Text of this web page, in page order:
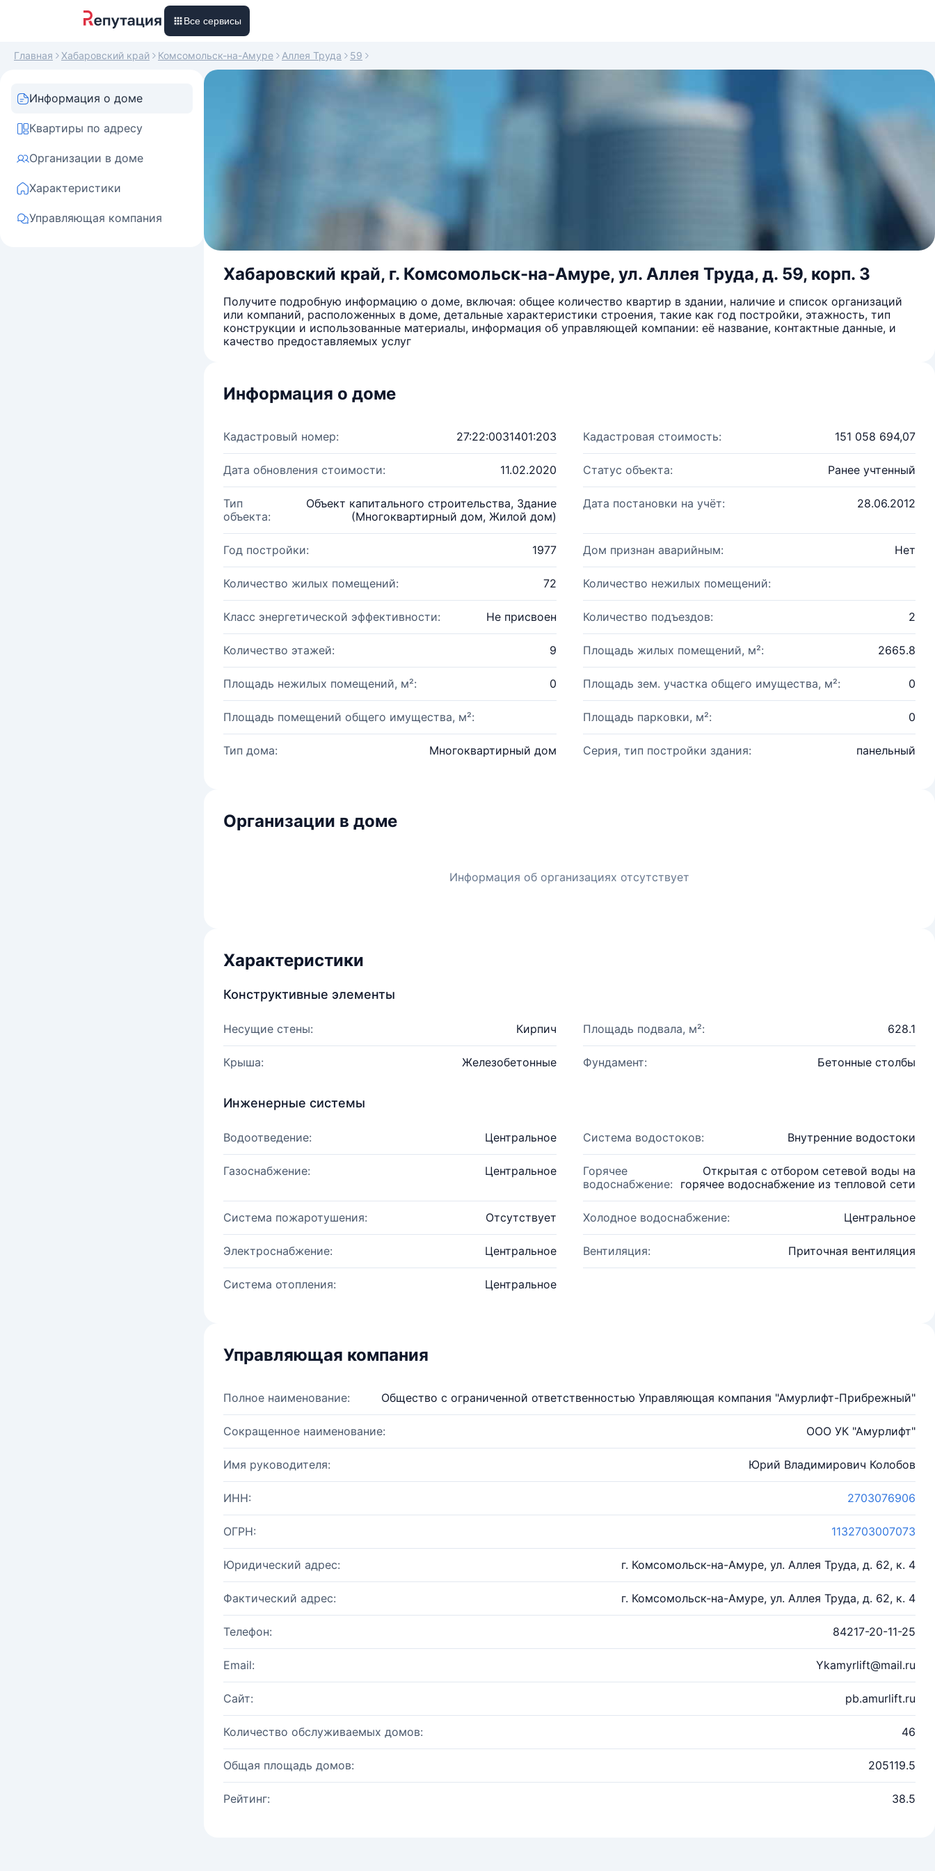
Все сервисы
Главная Хабаровский край Комсомольск-на-Амуре Аллея Труда 59
Информация о доме
Квартиры по адресу
Организации в доме
Характеристики
Управляющая компания
Хабаровский край, г. Комсомольск-на-Амуре, ул. Аллея Труда, д. 59, корп. 3
Получите подробную информацию о доме, включая: общее количество квартир в здании, наличие и список организаций
или компаний, расположенных в доме, детальные характеристики строения, такие как год постройки, этажность, тип
конструкции и использованные материалы, информация об управляющей компании: её название, контактные данные, и
качество предоставляемых услуг
Информация о доме
Кадастровый номер: 27:22:0031401:203 Кадастровая стоимость: 151 058 694,07
Дата обновления стоимости: 11.02.2020 Статус объекта: Ранее учтенный
Тип
объекта:
Объект капитального строительства, Здание
(Многоквартирный дом, Жилой дом)
Дата постановки на учёт: 28.06.2012
Год постройки: 1977 Дом признан аварийным: Нет
Количество жилых помещений: 72 Количество нежилых помещений:
Класс энергетической эффективности: Не присвоен Количество подъездов: 2
Количество этажей: 9 Площадь жилых помещений, м²: 2665.8
Площадь нежилых помещений, м²: 0 Площадь зем. участка общего имущества, м²: 0
Площадь помещений общего имущества, м²: Площадь парковки, м²: 0
Тип дома: Многоквартирный дом Серия, тип постройки здания: панельный
Организации в доме
Информация об организациях отсутствует
Характеристики
Конструктивные элементы
Несущие стены: Кирпич Площадь подвала, м²: 628.1
Крыша: Железобетонные Фундамент: Бетонные столбы
Инженерные системы
Водоотведение: Центральное Система водостоков: Внутренние водостоки
Газоснабжение: Центральное
Горячее
водоснабжение:
Открытая с отбором сетевой воды на
горячее водоснабжение из тепловой сети
Система пожаротушения: Отсутствует Холодное водоснабжение: Центральное
Электроснабжение: Центральное Вентиляция: Приточная вентиляция
Система отопления: Центральное
Управляющая компания
Полное наименование: Общество с ограниченной ответственностью Управляющая компания "Амурлифт-Прибрежный"
Сокращенное наименование: ООО УК "Амурлифт"
Имя руководителя: Юрий Владимирович Колобов
ИНН: 2703076906
ОГРН: 1132703007073
Юридический адрес: г. Комсомольск-на-Амуре, ул. Аллея Труда, д. 62, к. 4
Фактический адрес: г. Комсомольск-на-Амуре, ул. Аллея Труда, д. 62, к. 4
Телефон: 84217-20-11-25
Email: Ykamyrlift@mail.ru
Сайт: pb.amurlift.ru
Количество обслуживаемых домов: 46
Общая площадь домов: 205119.5
Рейтинг: 38.5